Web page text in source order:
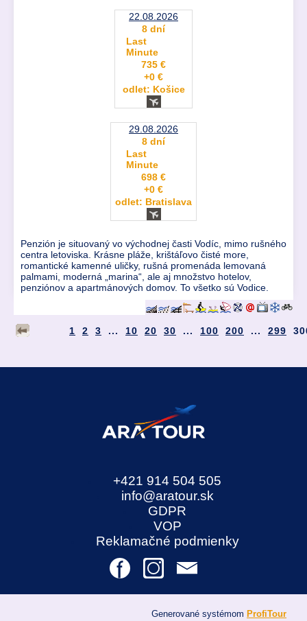
22.08.2026
8 dní
Last
Minute
735 €
+0 €
odlet: Košice
29.08.2026
8 dní
Last
Minute
698 €
+0 €
odlet: Bratislava
Penzión je situovaný vo východnej časti Vodíc, mimo rušného
centra letoviska. Krásne pláže, krištáľovo čisté more,
romantické kamenné uličky, rušná promenáda lemovaná
palmami, moderná „marina“, ale aj množstvo hotelov,
penziónov a apartmánových domov. To všetko sú Vodice.
1 2 3 ... 10 20 30 ... 100 200 ... 299
+421 914 504 505
info@aratour.sk
GDPR
VOP
Reklamačné podmienky
Generované systémom ProfiTour